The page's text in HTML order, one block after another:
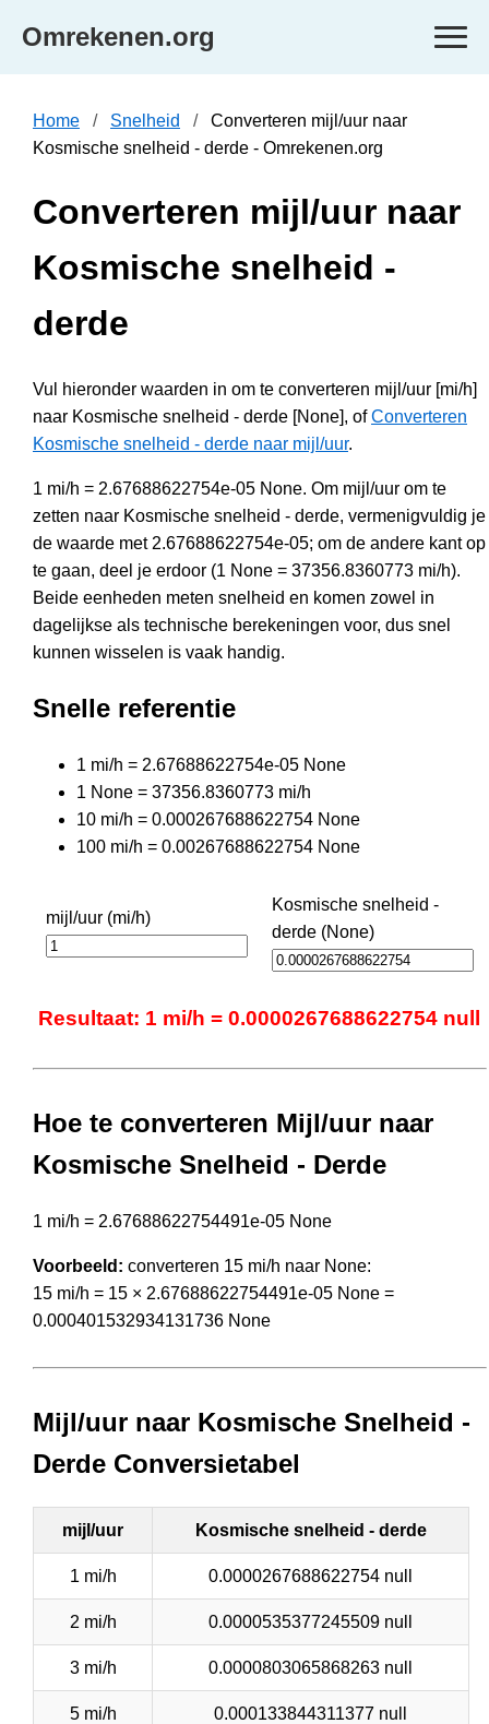
Omrekenen.org
Home Snelheid
Converteren mijl/uur naar
Kosmische snelheid - derde - Omrekenen.org
Converteren mijl/uur naar
Kosmische snelheid -
derde
Vul hieronder waarden in om te converteren mijl/uur [mi/h]
naar Kosmische snelheid - derde [None], ofConverteren
Kosmische snelheid - derde naar mijl/uur.
1 mi/h = 2.67688622754e-05 None. Om mijl/uur om te
zetten naar Kosmische snelheid - derde, vermenigvuldig je
de waarde met 2.67688622754e-05; om de andere kant op
te gaan, deel je erdoor (1 None = 37356.8360773 mi/h).
Beide eenheden meten snelheid en komen zowel in
dagelijkse als technische berekeningen voor, dus snel
kunnen wisselen is vaak handig.
Snelle referentie
1 mi/h = 2.67688622754e-05 None
1 None = 37356.8360773 mi/h
10 mi/h = 0.000267688622754 None
100 mi/h = 0.00267688622754 None
mijl/uur (mi/h)
Kosmische snelheid -
derde (None)
Resultaat: 1 mi/h = 0.0000267688622754 null
Hoe te converteren Mijl/uur naar
Kosmische Snelheid - Derde
1 mi/h = 2.67688622754491e-05 None
Voorbeeld: converteren 15 mi/h naar None:
15 mi/h = 15 × 2.67688622754491e-05 None =
0.000401532934131736 None
Mijl/uur naar Kosmische Snelheid -
Derde Conversietabel
mijl/uur Kosmische snelheid - derde
1 mi/h 0.0000267688622754 null
2 mi/h 0.0000535377245509 null
3 mi/h 0.0000803065868263 null
5 mi/h 0.000133844311377 null